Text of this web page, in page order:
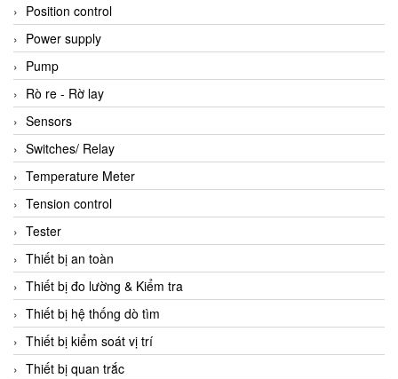
Position control
Power supply
Pump
Rò re - Rờ lay
Sensors
Switches/ Relay
Temperature Meter
Tension control
Tester
Thiết bị an toàn
Thiết bị đo lường & Kiểm tra
Thiết bị hệ thống dò tìm
Thiết bị kiểm soát vị trí
Thiết bị quan trắc